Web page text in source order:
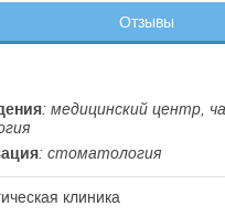
Отзывы
: медицинский центр,
: стоматология
клиника